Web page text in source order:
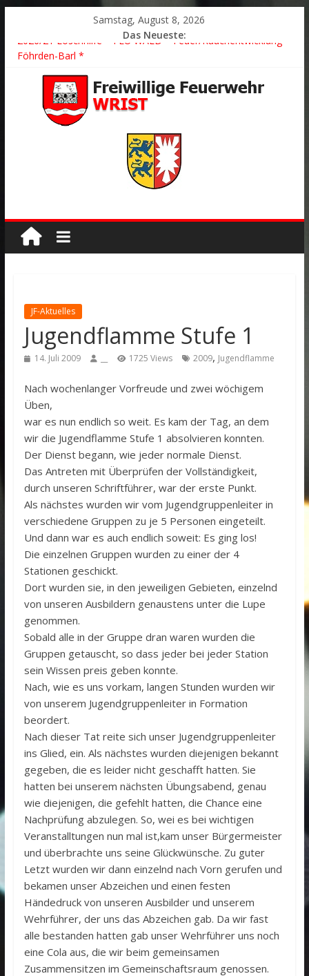
Samstag, August 8, 2026
Das Neueste:
2026/21 Löschhilfe * FEU WALD * Feuer/Rauchentwicklung *
2026/24 * TH G Y * PKW überschlagen *
2026/23 TH K Y * Person in festsitzendem Aufzug *
2026/22 TH Y * VU * 1 Person klemmt * Hingstheide
Der schönste Einsatz des Jahres 2026
JF-Aktuelles
Jugendflamme Stufe 1
14. Juli 2009 1725 Views 2009, Jugendflamme
Nach wochenlanger Vorfreude und zwei wöchigem
Üben,
war es nun endlich so weit. Es kam der Tag, an dem
wir die Jugendflamme Stufe 1 absolvieren konnten.
Der Dienst begann, wie jeder normale Dienst.
Das Antreten mit Überprüfen der Vollständigkeit,
durch unseren Schriftführer, war der erste Punkt.
Als nächstes wurden wir vom Jugendgruppenleiter in
verschiedene Gruppen zu je 5 Personen eingeteilt.
Und dann war es auch endlich soweit: Es ging los!
Die einzelnen Gruppen wurden zu einer der 4
Stationen geschickt.
Dort wurden sie, in den jeweiligen Gebieten, einzelnd
von unseren Ausbildern genaustens unter die Lupe
genommen.
Sobald alle in der Gruppe dran waren wurden die
Gruppen getauscht, so dass jeder bei jeder Station
sein Wissen preis geben konnte.
Nach, wie es uns vorkam, langen Stunden wurden wir
von unserem Jugendgruppenleiter in Formation
beordert.
Nach dieser Tat reite sich unser Jugendgruppenleiter
ins Glied, ein. Als nächstes wurden diejenigen bekannt
gegeben, die es leider nicht geschafft hatten. Sie
hatten bei unserem nächsten Übungsabend, genau
wie diejenigen, die gefehlt hatten, die Chance eine
Nachprüfung abzulegen. So, wei es bei wichtigen
Veranstalltungen nun mal ist,kam unser Bürgermeister
und überbrachte uns seine Glückwünsche. Zu guter
Letzt wurden wir dann einzelnd nach Vorn gerufen und
bekamen unser Abzeichen und einen festen
Händedruck von unseren Ausbilder und unserem
Wehrführer, der uns das Abzeichen gab. Da wir fast
alle bestanden hatten gab unser Wehrführer uns noch
eine Cola aus, die wir beim gemeinsamen
Zusammensitzen im Gemeinschaftsraum genossen.